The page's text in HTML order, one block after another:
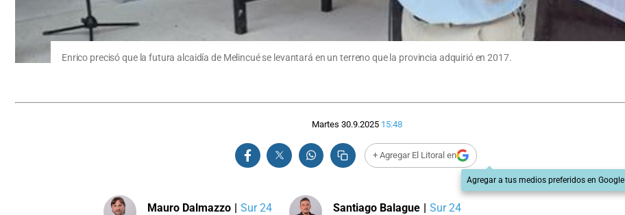
Enrico precisó que la futura alcaidía de Melincué se levantará en un terreno que la provincia adquirió en 2017.
Martes 30.9.2025 15:48
+ Agregar El Litoral en
Agregar a tus medios preferidos en Google
Mauro Dalmazzo | Sur 24 Santiago Balague | Sur 24